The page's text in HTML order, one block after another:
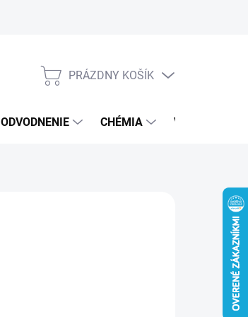
NÁKUPNÝ
PRÁZDNY KOŠÍK
ODVODNENIE CHÉMIA VEREJNÝ